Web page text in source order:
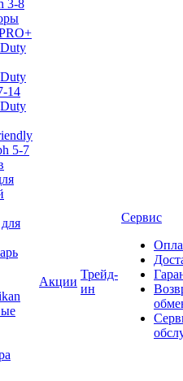
3-8
14
5-7
Акции
Трейд-
ин
Сервис